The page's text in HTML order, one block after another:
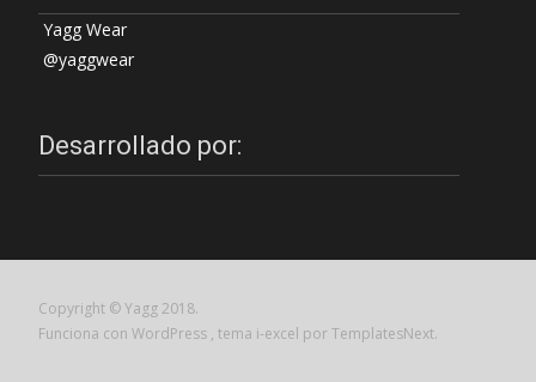
Yagg Wear
@yaggwear
Desarrollado por:
Copyright © Yagg 2018.
Funciona con WordPress , tema i-excel por TemplatesNext.